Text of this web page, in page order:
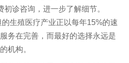
初诊咨询，进一步了解细节。
生殖医疗产业正以每年15%的速
务在完善，而最好的选择永远是
机构。